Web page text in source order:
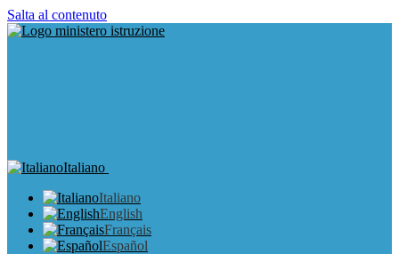
Salta al contenuto
Italiano
Italiano
English
Français
Español